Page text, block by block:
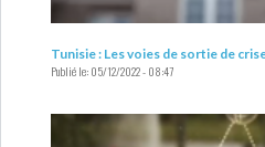
Tunisie : Les voies de sortie de
Publié le:05/12/2022 - 08:47